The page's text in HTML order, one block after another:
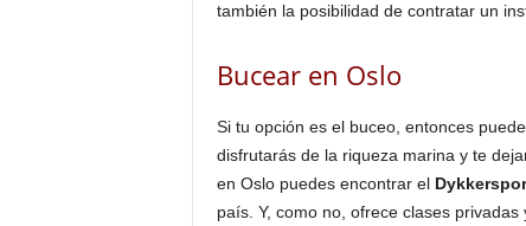
también la posibilidad de contratar un
Bucear en Oslo
Si tu opción es el buceo, entonces
disfrutarás de la riqueza marina y te
en Oslo puedes encontrar el
país. Y, como no, ofrece clases privadas